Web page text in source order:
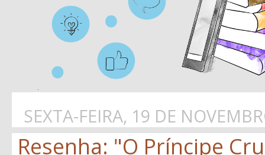
SEXTA-FEIRA, 19 DE
Resenha: "O Príncipe